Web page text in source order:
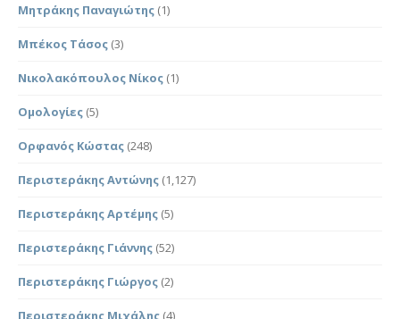
Μητράκης Παναγιώτης (1)
Μπέκος Τάσος (3)
Νικολακόπουλος Νίκος (1)
Ομολογίες (5)
Ορφανός Κώστας (248)
Περιστεράκης Αντώνης (1,127)
Περιστεράκης Αρτέμης (5)
Περιστεράκης Γιάννης (52)
Περιστεράκης Γιώργος (2)
Περιστεράκης Μιχάλης (4)